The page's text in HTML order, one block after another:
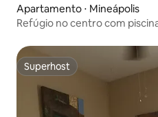
Apartamento ⋅ Mineápolis
Refúgio no centro com
Superhost
Superhost